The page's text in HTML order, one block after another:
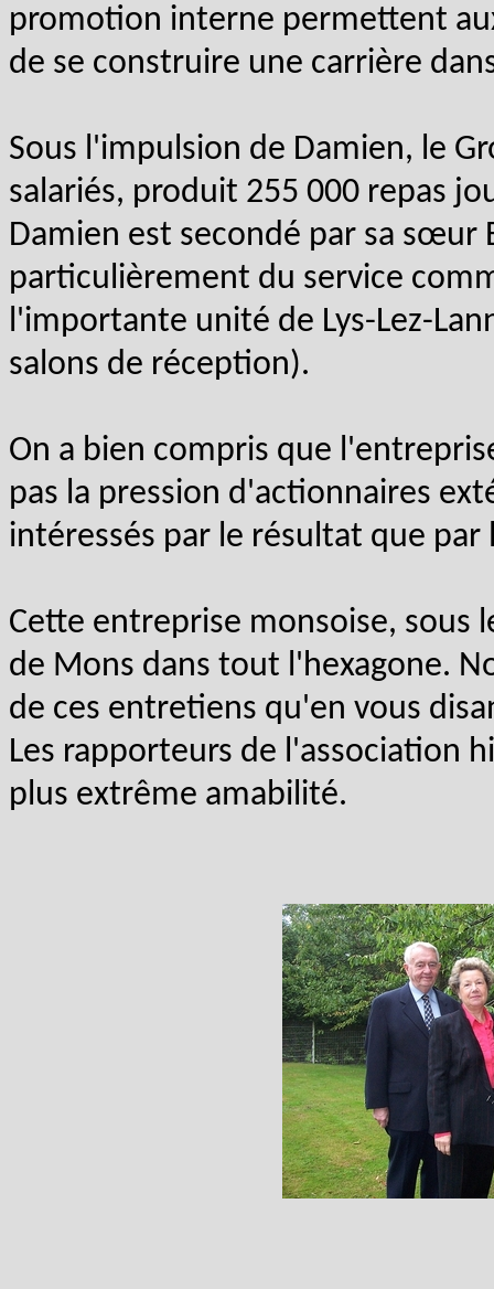
promotion interne permettent
de se construire une carrière
Sous l'impulsion de Damien, le
salariés, produit 255 000 repas
Damien est secondé par sa sœur
particulièrement du service
l'importante unité de Lys-Lez-
salons de réception).
On a bien compris que
pas la pression d'actionnaires
intéressés par le résultat que
Cette entreprise monsoise, sous
de Mons dans tout l'hexagone.
de ces entretiens qu'en vous
Les rapporteurs de l'association
plus extrême amabilité.